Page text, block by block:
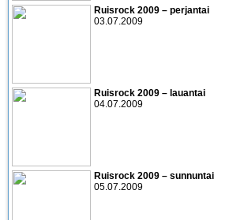
Ruisrock 2009 – perjantai
03.07.2009
Ruisrock 2009 – lauantai
04.07.2009
Ruisrock 2009 – sunnuntai
05.07.2009